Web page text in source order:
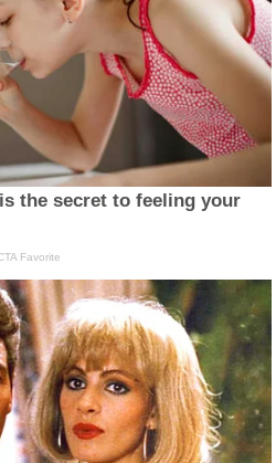
the secret to feeling your
Favorite